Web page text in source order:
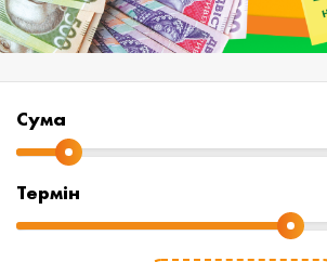
Cума
Термін